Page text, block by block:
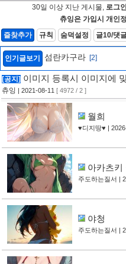
30일 이상 지난 게시물, 로그
츄잉은 가입시 개인
즐찾추가
규칙 숨덕설정 글10/댓
인기글보기 섬란카구라 [2]
[공지] 이미지 등록시 이미지에
츄잉 | 2021-08-11 [ 4972 / 2 ]
월희
♥디지땅♥ |
아카츠키
주도하는질서 |
야청
주도하는질서 |